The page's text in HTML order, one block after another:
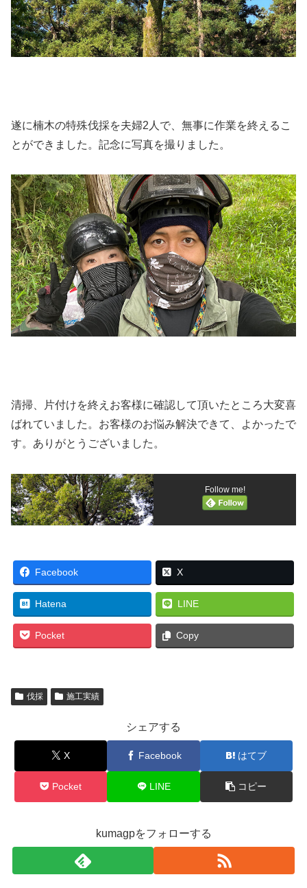
遂に楠木の特殊伐採を夫婦2人で、無事に作業を終えるこ
とができました。記念に写真を撮りました。
清掃、片付けを終えお客様に確認して頂いたところ大変喜
ばれていました。お客様のお悩み解決できて、よかったで
す。ありがとうございました。
Follow me!
Facebook X
Hatena LINE
Pocket Copy
伐採 施工実績
シェアする
X Facebook はてブ
Pocket LINE コピー
kumagpをフォローする